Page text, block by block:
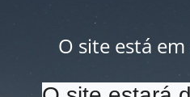
O site está